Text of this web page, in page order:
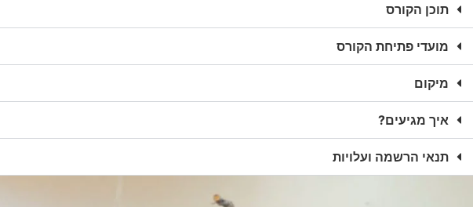
תוכן הקורס
מועדי פתיחת הקורס
מיקום
איך מגיעים?
תנאי הרשמה ועלויות